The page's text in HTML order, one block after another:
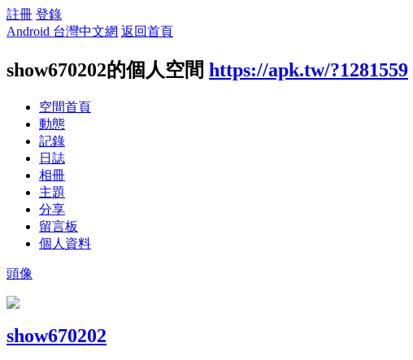
註冊 登錄
Android 台灣中文網 返回首頁
show670202的個人空間 https://apk.tw/?1281559
空間首頁
動態
記錄
日誌
相冊
主題
分享
留言板
個人資料
頭像
show670202